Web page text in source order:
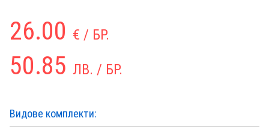
26.00 € / БР.
50.85 ЛВ. / БР.
Видове комплекти: